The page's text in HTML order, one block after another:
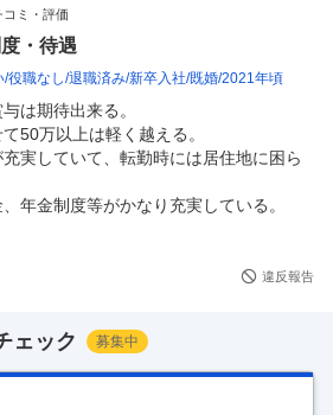
ミ・評価
・待遇
役職なし 退職済み 新卒入社 既婚 2021年頃
は期待出来る。
50万以上は軽く越える。
実していて、転勤時には居住地に困ら
年金制度等がかなり充実している。
違反報告
ェック 募集中